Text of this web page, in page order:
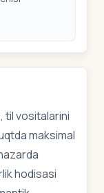
til vositalarini
maksimal
hodisasi